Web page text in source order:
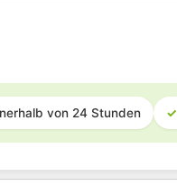
von 24 Stunden ✓